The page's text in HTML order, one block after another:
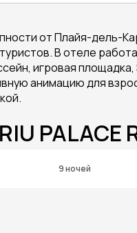
от Плайя-дель-
В отеле
игровая
анимацию для
PALACE
9 ночей